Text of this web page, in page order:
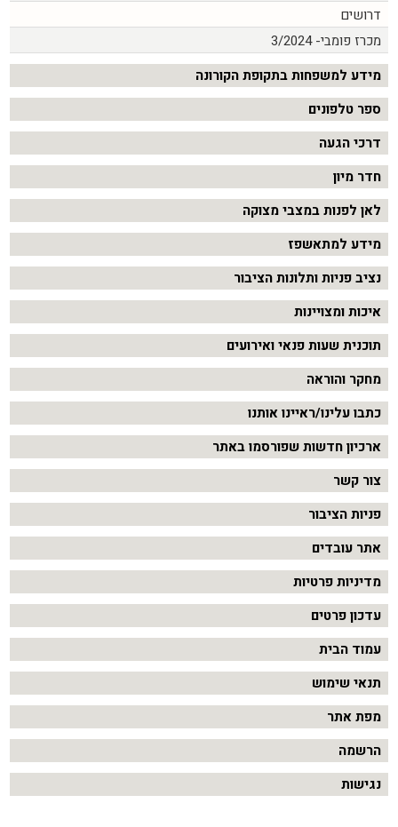
דרושים
מכרז פומבי- 3/2024
מידע למשפחות בתקופת הקורונה
ספר טלפונים
דרכי הגעה
חדר מיון
לאן לפנות במצבי מצוקה
מידע למתאשפז
נציב פניות ותלונות הציבור
איכות ומצויינות
תוכנית שעות פנאי ואירועים
מחקר והוראה
כתבו עלינו/ראיינו אותנו
ארכיון חדשות שפורסמו באתר
צור קשר
פניות הציבור
אתר עובדים
מדיניות פרטיות
עדכון פרטים
עמוד הבית
תנאי שימוש
מפת אתר
הרשמה
נגישות